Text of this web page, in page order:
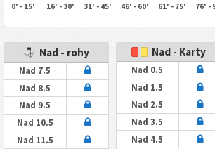
0' - 15' 16' - 30' 31' - 45' 46' - 60' 61' - 75' 76' -
Nad - rohy
Nad 7.5
Nad 8.5
Nad 9.5
Nad 10.5
Nad 11.5
Nad - Karty
Nad 0.5
Nad 1.5
Nad 2.5
Nad 3.5
Nad 4.5